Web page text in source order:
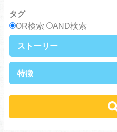
タグ
OR検索
AND検索
ストーリー
ラブストーリー
特徴
職業